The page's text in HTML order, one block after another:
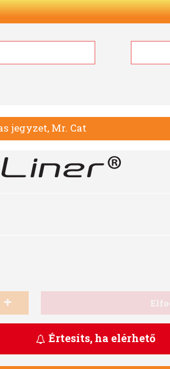
jegyzet, Mr. Cat
+
Értesíts, ha elérhető